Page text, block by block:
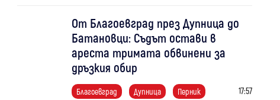
От Благоевград през Дупница до
Батановци: Съдът остави в
ареста тримата обвинени за
дръзкия обир
Благоевград Дупница Перник 17:57